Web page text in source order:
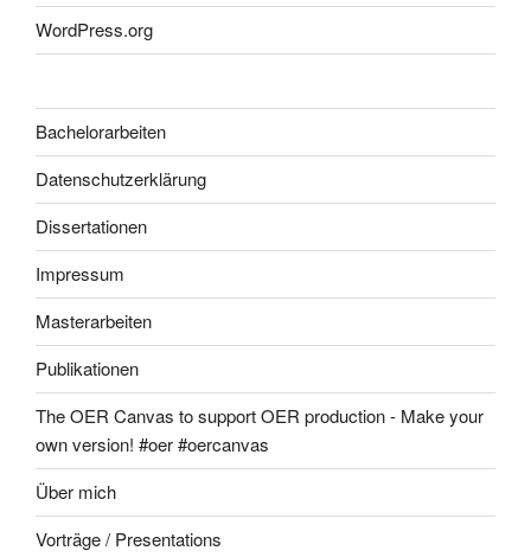
WordPress.org
Bachelorarbeiten
Datenschutzerklärung
Dissertationen
Impressum
Masterarbeiten
Publikationen
The OER Canvas to support OER production - Make your
own version! #oer #oercanvas
Über mich
Vorträge / Presentations